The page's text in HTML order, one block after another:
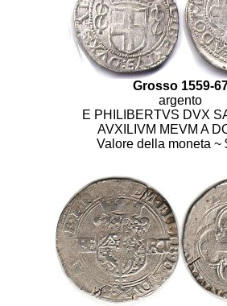
Grosso 1559-
argento
E PHILIBERTVS DVX
AVXILIVM MEVM A
Valore della moneta ~